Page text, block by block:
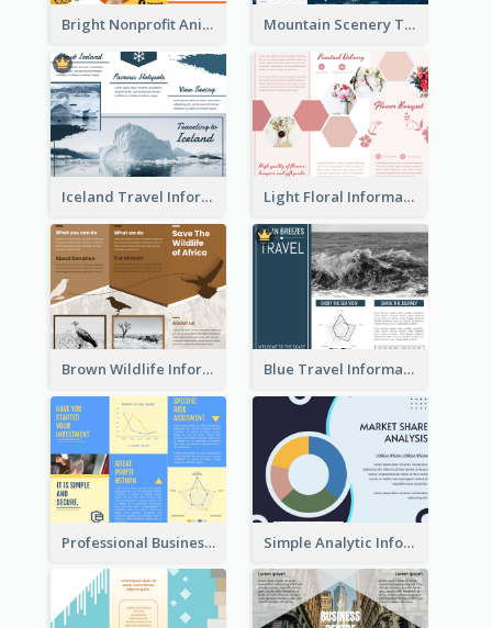
Bright Nonprofit Animal Care Tri Fold Brochure Mountain Scenery Tri Fold Brochure
Iceland Travel Informational Tri Fold Brochure Light Floral Informational Tri Fold Brochure
Brown Wildlife Informational Tri Fold Brochure Blue Travel Informational Tri Fold Brochure
Professional Business Informational Tri Fold Brochure Simple Analytic Informational Brochure